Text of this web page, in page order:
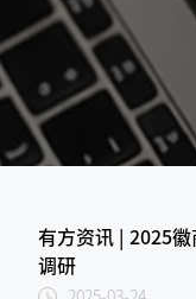
有方资讯 | 2025
调研